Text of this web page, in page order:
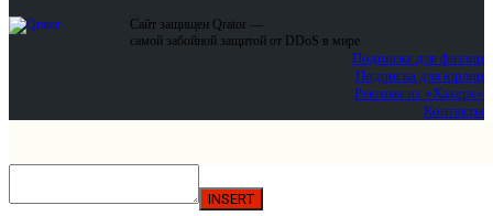
Сайт защищен Qrator —
самой забойной защитой от DDoS в мире
Подписка для физлиц
Подписка для юрлиц
Реклама на «Хакере»
Контакты
INSERT